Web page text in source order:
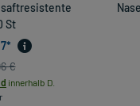
St
4.428571428571429
7*
€
innerhalb D.